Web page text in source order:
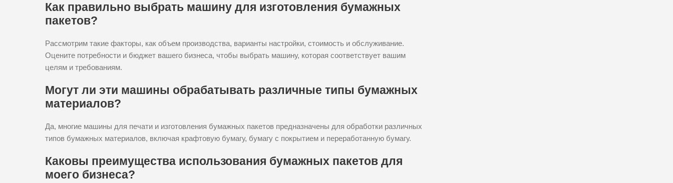
Как правильно выбрать машину для изготовления бумажных
пакетов?
Рассмотрим такие факторы, как объем производства, варианты настройки, стоимость и обслуживание.
Оцените потребности и бюджет вашего бизнеса, чтобы выбрать машину, которая соответствует вашим
целям и требованиям.
Могут ли эти машины обрабатывать различные типы бумажных
материалов?
Да, многие машины для печати и изготовления бумажных пакетов предназначены для обработки различных
типов бумажных материалов, включая крафтовую бумагу, бумагу с покрытием и переработанную бумагу.
Каковы преимущества использования бумажных пакетов для
моего бизнеса?